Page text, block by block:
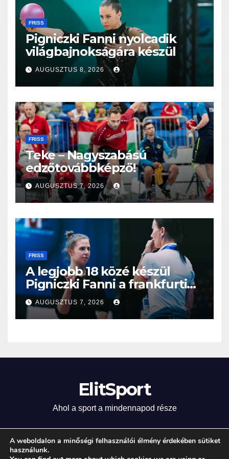
FRISS
Pigniczki Fanni nyolcadik
világbajnokságára készül
AUGUSZTUS 8, 2026
FRISS
Teke – Nagyszabású
edzőtovábbképző!
AUGUSZTUS 7, 2026
FRISS
A legjobb 18 közé készül
Pigniczki Fanni a frankfurti
világbajnokságon
AUGUSZTUS 7, 2026
ElitSport
Ahol a sport a mindennapod része
Proudly powered by WordPress|Theme: Newsup byThemeansar
A weboldalon a minőségi felhasználói élmény érdekében sütiket
használunk.